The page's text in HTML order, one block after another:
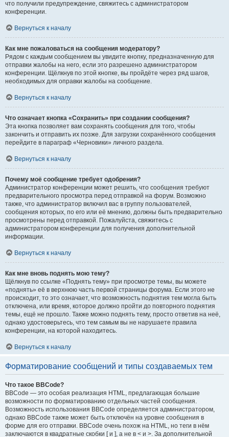
что получили предупреждение, свяжитесь с администратором
конференции.
Вернуться к началу
Как мне пожаловаться на сообщения модератору?
Рядом с каждым сообщением вы увидите кнопку, предназначенную для
отправки жалобы на него, если это разрешено администратором
конференции. Щёлкнув по этой кнопке, вы пройдёте через ряд шагов,
необходимых для оправки жалобы на сообщение.
Вернуться к началу
Что означает кнопка «Сохранить» при создании сообщения?
Эта кнопка позволяет вам сохранять сообщения для того, чтобы
закончить и отправить их позже. Для загрузки сохранённого сообщения
перейдите в параграф «Черновики» личного раздела.
Вернуться к началу
Почему моё сообщение требует одобрения?
Администратор конференции может решить, что сообщения требуют
предварительного просмотра перед отправкой на форум. Возможно
также, что администратор включил вас в группу пользователей,
сообщения которых, по его или её мнению, должны быть предварительно
просмотрены перед отправкой. Пожалуйста, свяжитесь с
администратором конференции для получения дополнительной
информации.
Вернуться к началу
Как мне вновь поднять мою тему?
Щёлкнув по ссылке «Поднять тему» при просмотре темы, вы можете
«поднять» её в верхнюю часть первой страницы форума. Если этого не
происходит, то это означает, что возможность поднятия тем могла быть
отключена, или время, которое должно пройти до повторного поднятия
темы, ещё не прошло. Также можно поднять тему, просто ответив на неё,
однако удостоверьтесь, что тем самым вы не нарушаете правила
конференции, на которой находитесь.
Вернуться к началу
Форматирование сообщений и типы создаваемых тем
Что такое BBCode?
BBCode — это особая реализация HTML, предлагающая большие
возможности по форматированию отдельных частей сообщения.
Возможность использования BBCode определяется администратором,
однако BBCode также может быть отключён на уровне сообщения в
форме для его отправки. BBCode очень похож на HTML, но теги в нём
заключаются в квадратные скобки [ и ], а не в < и >. За дополнительной